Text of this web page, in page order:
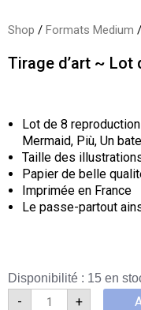
Shop / Formats Medium
Tirage d’art ~ Lot
Lot de 8
Mermaid, Più, Un
Taille des
Papier de belle
Imprimée en France
Le passe-partout
Disponibilité : 15 en
- +